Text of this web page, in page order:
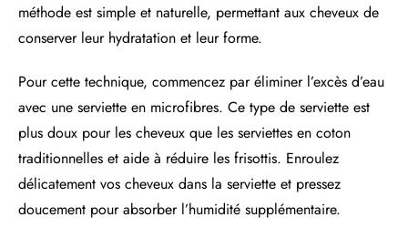
méthode est simple et naturelle, permettant aux cheveux de
conserver leur hydratation et leur forme.
Pour cette technique, commencez par éliminer l’excès d’eau
avec une serviette en microfibres. Ce type de serviette est
plus doux pour les cheveux que les serviettes en coton
traditionnelles et aide à réduire les frisottis. Enroulez
délicatement vos cheveux dans la serviette et pressez
doucement pour absorber l’humidité supplémentaire.